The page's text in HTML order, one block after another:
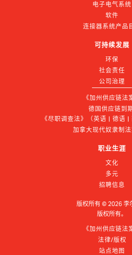
电子电气系统
软件
连接器系统产品
可持续发展
环保
社会责任
公司治理
《加州供应链法
德国供应链到
《尽职调查法》（英语 | 德语 |
加拿大现代奴隶制
职业生涯
文化
多元
招聘信息
版权所有 © 2026 李
版权所有。
《加州供应链法
法律/版权
站点地图